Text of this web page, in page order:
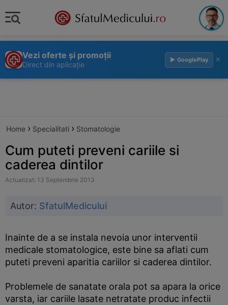
Vezi oferte și promoții
Direct din aplicație
▶ GooglePlay ×
Home › Specialitati › Stomatologie
Cum puteti preveni cariile si
caderea dintilor
Actualizat: 13 Septembrie 2013
Autor: SfatulMedicului
Inainte de a se instala nevoia unor interventii
medicale stomatologice, este bine sa aflati cum
puteti preveni aparitia cariilor si caderea dintilor.
Problemele de sanatate orala pot sa apara la orice
varsta, iar cariile lasate netratate produc infectii